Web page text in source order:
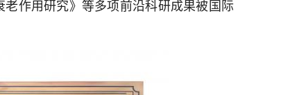
老作用研究》等多项前沿科研成果被国际